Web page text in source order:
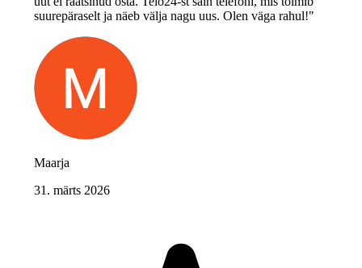
suurepäraselt ja näeb välja nagu uus. Olen väga rahul!"
Maarja
31. märts 2026